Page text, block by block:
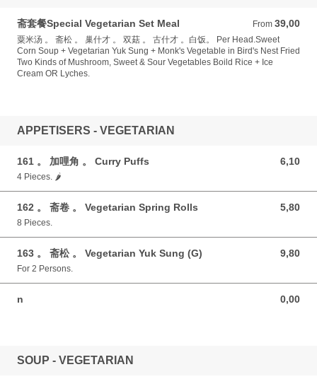
斋套餐Special Vegetarian Set Meal From 39,00
From 39,00 GBP
粟米汤 。 斋松 。 巢什才 。 双菇 。 古什才 。白饭。 Per Head.Sweet
Corn Soup + Vegetarian Yuk Sung + Monk's Vegetable in Bird's Nest Fried
Two Kinds of Mushroom, Sweet & Sour Vegetables Boild Rice + Ice
Cream OR Lyches.
APPETISERS - VEGETARIAN
161 。 加哩角 。 Curry Puffs 6,10
6,10 GBP
4 Pieces. 🌶️
162 。 斋卷 。 Vegetarian Spring Rolls 5,80
5,80 GBP
8 Pieces.
163 。 斋松 。 Vegetarian Yuk Sung (G) 9,80
9,80 GBP
For 2 Persons.
n 0,00
0,00 GBP
SOUP - VEGETARIAN